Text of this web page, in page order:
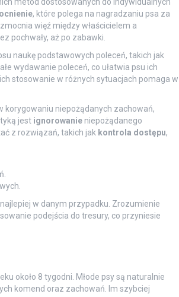
, które polega na nagradzaniu psa za
więź między właścicielem a
pochwały, aż po zabawki.
naukę podstawowych poleceń, takich jak
wydawanie poleceń, co ułatwia psu ich
stosowanie w różnych sytuacjach pomaga w
korygowaniu niepożądanych zachowań,
jest ignorowanieniepożądanego
z rozwiązań, takich jak kontrola dostępu,
w danym przypadku. Zrozumienie
podejścia do tresury, co przyniesie
około 8 tygodni. Młode psy są naturalnie
komend oraz zachowań. Im szybciej